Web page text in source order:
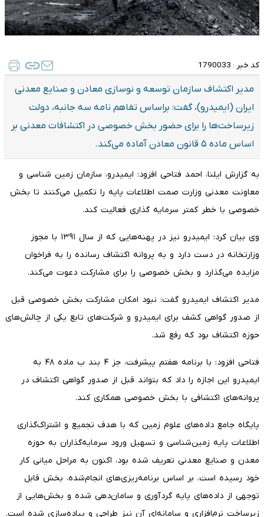
کد خبر : 1790033
مدیر اکتشاف سازمان توسعه و نوسازی معادن و صنایع معدنی
ایران (ایمیدرو)، گفت: براساس تفاهم نامه سه جانبه، دولت
زیرساخت‌ها را برای حضور بخش خصوصی در اکتشافات معدنی بر
اساس ماده ۵ قانون معادن آماده می‌کند.
به گزارش ایلنا، احمد فتاحی افزود: ایمیدرو، سازمان زمین شناسی و
معاونت معدنی وزارت صمت اطلاعات پایه را تکمیل می‌کنند تا بخش
خصوصی با خطر کمتر سرمایه گذاری فعالیت کند.
وی بیان کرد: ایمیدرو نیز در پهنه‌هایی که از سال ۱۳۹۱ با مجوز
وزارتخانه در دست دارد و به پروانه اکتشاف رسانده را به فراخوان
مزایده می‌گذارد و بخش خصوصی را برای مشارکت دعوت می‌کند.
مدیر اکتشاف ایمیدرو گفت: نبود امکان مشارکت بخش خصوصی قبل
از صدور گواهی کشف برای ایمیدرو و شرکت‌های تابع یکی از چالش‌های
حوزه اکتشاف بود که رفع شد.
فتاحی افزود: با برنامه هفتم پیشرفت، جز ۴ بند ب ماده ۴۸ به
ایمیدرو این اجازه را داد که بتواند قبل از صدور گواهی اکتشاف در
پروانه‌های اکتشافی با بخش خصوصی همکاری کند.
پایگاه جامع داده‌های علوم زمین که با هدف تجمیع و اشتراک‌گذاری
اطلاعات پایه زمین‌شناسی و تسهیل ورود سرمایه‌گذاران به حوزه
معدن و صنایع معدنی تعریف شده بود، اکنون به مراحل میانی کار
خود رسیده است. بر اساس برنامه‌ریزی‌های انجام‌شده، بخش قابل
توجهی از داده‌های پایه گردآوری و سامان‌دهی شده و بخش‌هایی از
زیرساخت نرم‌افزاری و سامانه‌ای آن نیز طراحی و پیاده‌سازی شده است.